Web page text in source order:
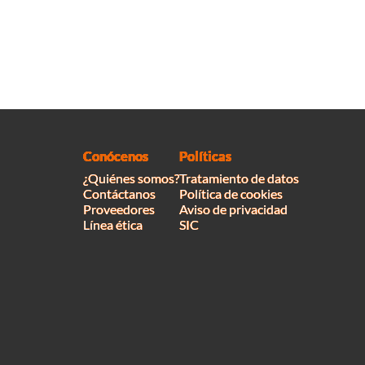
Conócenos
¿Quiénes somos?
Contáctanos
Proveedores
Línea ética
Políticas
Tratamiento de datos
Política de cookies
Aviso de privacidad
SIC